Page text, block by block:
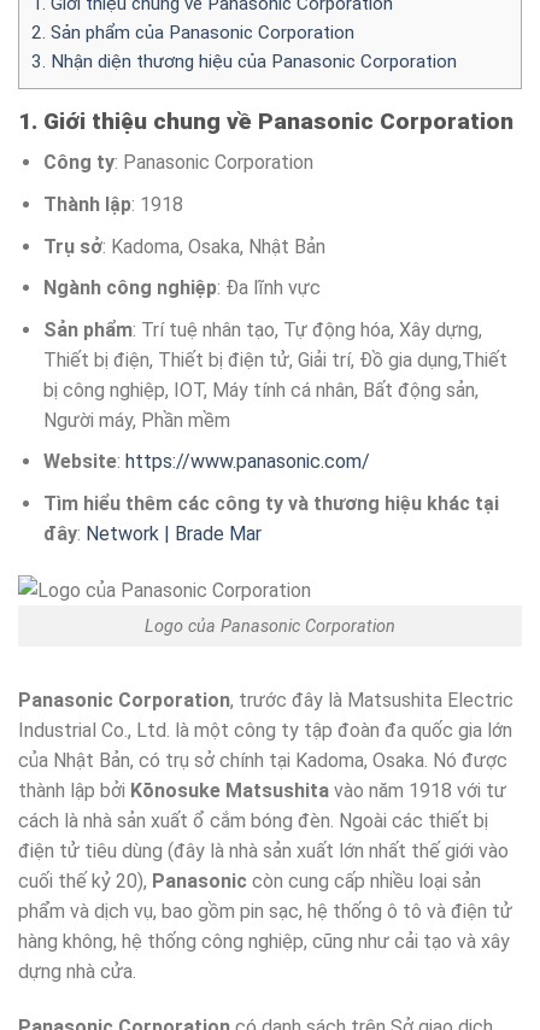
2. Sản phẩm của Panasonic Corporation
3. Nhận diện thương hiệu của Panasonic Corporation
1. Giới thiệu chung về Panasonic Corporation
Công ty: Panasonic Corporation
Thành lập: 1918
Trụ sở: Kadoma, Osaka, Nhật Bản
Ngành công nghiệp: Đa lĩnh vực
Sản phẩm: Trí tuệ nhân tạo, Tự động hóa, Xây dựng,
Thiết bị điện, Thiết bị điện tử, Giải trí, Đồ gia dụng,Thiết
bị công nghiệp, IOT, Máy tính cá nhân, Bất động sản,
Người máy, Phần mềm
Website: https://www.panasonic.com/
Tìm hiểu thêm các công ty và thương hiệu khác tại
đây: Network | Brade Mar
Logo của Panasonic Corporation
Panasonic Corporation, trước đây là Matsushita Electric
Industrial Co., Ltd. là một công ty tập đoàn đa quốc gia lớn
của Nhật Bản, có trụ sở chính tại Kadoma, Osaka. Nó được
thành lập bởi Kōnosuke Matsushita vào năm 1918 với tư
cách là nhà sản xuất ổ cắm bóng đèn. Ngoài các thiết bị
điện tử tiêu dùng (đây là nhà sản xuất lớn nhất thế giới vào
cuối thế kỷ 20), Panasonic còn cung cấp nhiều loại sản
phẩm và dịch vụ, bao gồm pin sạc, hệ thống ô tô và điện tử
hàng không, hệ thống công nghiệp, cũng như cải tạo và xây
dựng nhà cửa.